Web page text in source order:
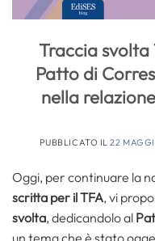
Traccia svolta
Patto di
nella
PUBBLICATO IL22
Oggi, per continuare la
scritta per il TFA, vi
svolta, dedicandolo al
un tema che è stato